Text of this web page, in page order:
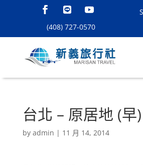
(408) 727-0570
台北 – 原居地 (早)
by admin | 11 月 14, 2014